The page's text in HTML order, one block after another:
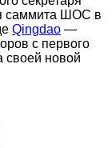
саммита ШОС в
Qingdao —
с первого
своей новой